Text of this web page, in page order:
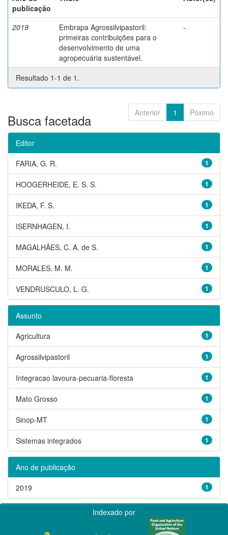
publicação
2019
Embrapa Agrossilvipastoril:
primeiras contribuições para o
desenvolvimento de uma
agropecuária sustentável.
-
Resultado 1-1 de 1.
Anterior 1 Póximo
Busca facetada
Editor
1
FARIA, G. R.
1
HOOGERHEIDE, E. S. S.
1
IKEDA, F. S.
1
ISERNHAGEN, I.
1
MAGALHÃES, C. A. de S.
1
MORALES, M. M.
1
VENDRUSCULO, L. G.
Assunto
1
Agricultura
1
Agrossilvipastoril
1
Integracao lavoura-pecuaria-floresta
1
Mato Grosso
1
Sinop-MT
1
Sistemas integrados
Ano de publicação
1
2019
Indexado por